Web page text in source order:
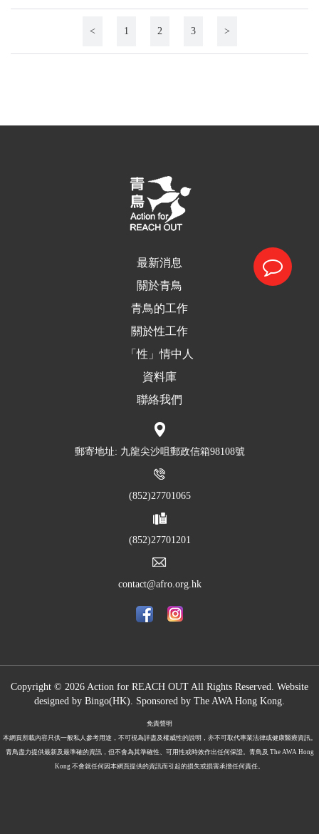
< 1 2 3 >
最新消息
關於青鳥
青鳥的工作
關於性工作
「性」情中人
資料庫
聯絡我們
郵寄地址: 九龍尖沙咀郵政信箱98108號
(852)27701065
(852)27701201
contact@afro.org.hk
Copyright © 2026 Action for REACH OUT All Rights Reserved. Website
designed by Bingo(HK) Sponsored by The AWA Hong Kong.
免責聲明
本網頁所載內容只供一般私人參考用途，不可視為詳盡及權威性的說明，亦不可取代專業法律或健康醫療資訊。
青鳥盡力提供最新及最準確的資訊，但不會為其準確性、可用性或時效作出任何保證。青鳥及 The AWA Hong
Kong 不會就任何因本網頁提供的資訊而引起的損失或損害承擔任何責任。